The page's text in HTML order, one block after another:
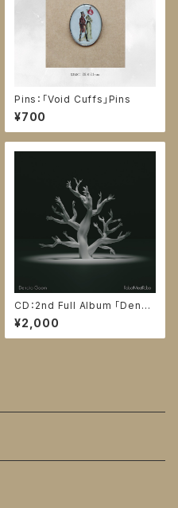
Pins：「Void Cuffs」Pins
¥700
CD：2nd Full Album 「Dendr
o Goom」
¥2,000